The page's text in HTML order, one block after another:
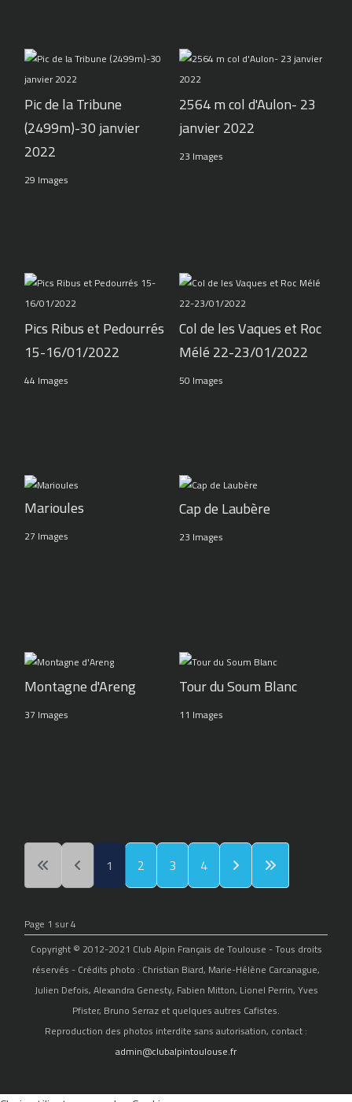
Pic de la Tribune
(2499m)-30 janvier
2022
29 Images
2564 m col d'Aulon- 23
janvier 2022
23 Images
Pics Ribus et Pedourrés
15-16/01/2022
44 Images
Col de les Vaques et Roc
Mélé 22-23/01/2022
50 Images
Marioules
27 Images
Cap de Laubère
23 Images
Montagne d'Areng
37 Images
Tour du Soum Blanc
11 Images
1 2 3 4
Page 1 sur 4
Copyright © 2012-2021 Club Alpin Français de Toulouse - Tous droits
réservés - Crédits photo : Christian Biard, Marie-Hélène Carcanague,
Julien Defois, Alexandra Genesty, Fabien Mitton, Lionel Perrin, Yves
Pfister, Bruno Serraz et quelques autres Cafistes.
Reproduction des photos interdite sans autorisation, contact :
admin@clubalpintoulouse.fr